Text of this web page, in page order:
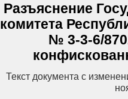
Разъяснение
комитета
№ 3-3-6/
Текст документа с